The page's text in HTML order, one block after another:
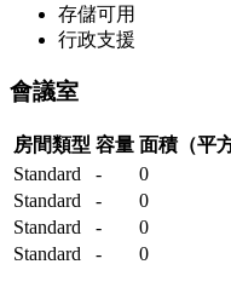
存儲可用
行政支援
會議室
房間類型 容量 面積（平
Standard
- 0
Standard
- 0
Standard
- 0
Standard
- 0